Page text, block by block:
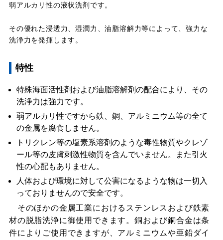
弱アルカリ性の液状洗剤です。
その優れた浸透力、湿潤力、油脂溶解力等によって、強力な
洗浄力を発揮します。
特性
特殊海面活性剤および油脂溶解剤の配合により、その
洗浄力は強力です。
弱アルカリ性ですから鉄、銅、アルミニウム等の全て
の金属を腐食しません。
トリクレン等の塩素系溶剤のような毒性物質やクレゾ
ール等の皮膚刺激性物質を含んでいません。また引火
性の心配もありません。
人体および環境に対して公害になるような物は一切入
っておりませんので安全です。
そのほかの金属工業におけるステンレスおよび鉄素
材の脱脂洗浄に御使用できます。銅および銅合金は条
件によりご使用できますが、アルミニウムや亜鉛ダイ